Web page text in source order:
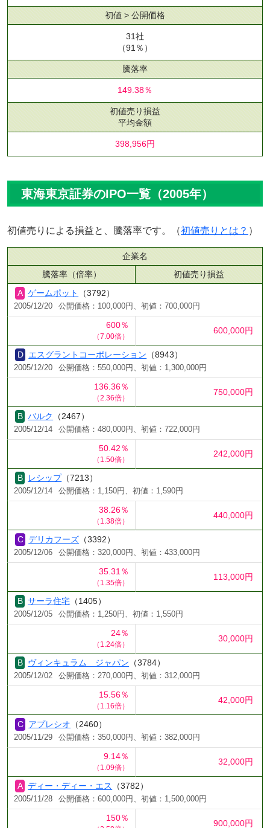
初値 > 公開価格
31社
（91％）
騰落率
149.38％
初値売り損益
平均金額
398,956円
東海東京証券のIPO一覧（2005年）
初値売りによる損益と、騰落率です。（初値売りとは？ ）
企業名
騰落率（倍率）
初値売り損益
ゲームポット
（3792）
2005/12/20 公開価格：100,000円、初値：700,000円
600％
（7.00倍）
600,000円
エスグラントコーポレーション （8943）
2005/12/20 公開価格：550,000円、初値：1,300,000円
136.36％
（2.36倍）
750,000円
バルク （2467）
2005/12/14 公開価格：480,000円、初値：722,000円
50.42％
（1.50倍）
242,000円
レシップ（7213）
2005/12/14 公開価格：1,150円、初値：1,590円
38.26％
（1.38倍）
440,000円
デリカフーズ （3392）
2005/12/06 公開価格：320,000円、初値：433,000円
35.31％
（1.35倍）
113,000円
サーラ住宅 （1405）
2005/12/05 公開価格：1,250円、初値：1,550円
24％
（1.24倍）
30,000円
ヴィンキュラム ジャパン （3784）
2005/12/02 公開価格：270,000円、初値：312,000円
15.56％
（1.16倍）
42,000円
アプレシオ （2460）
2005/11/29 公開価格：350,000円、初値：382,000円
9.14％
（1.09倍）
32,000円
ディー・ディー・エス （3782）
2005/11/28 公開価格：600,000円、初値：1,500,000円
150％
900,000円